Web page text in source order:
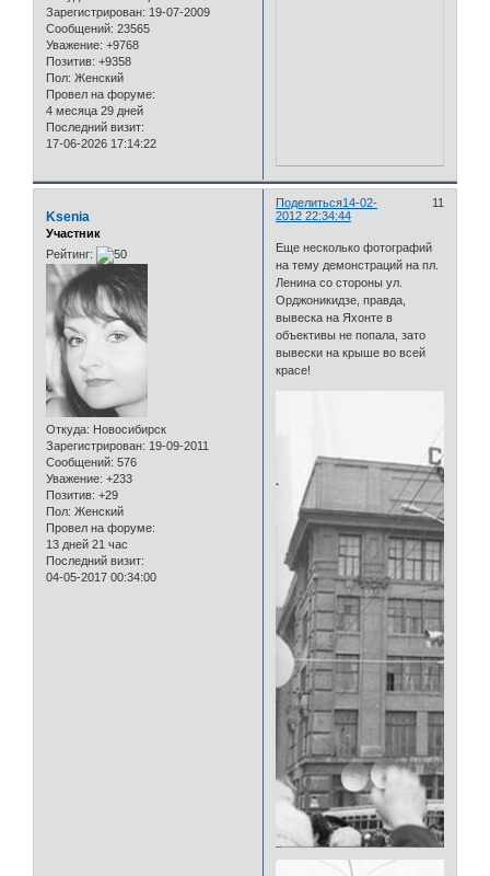
Зарегистрирован: 19-07-2009
Сообщений: 23565
Уважение: +9768
Позитив: +9358
Пол: Женский
Провел на форуме:
4 месяца 29 дней
Последний визит:
17-06-2026 17:14:22
Поделиться 11
14-02-
2012 22:34:44
Ksenia
Участник
Рейтинг:
Откуда: Новосибирск
Зарегистрирован: 19-09-2011
Сообщений: 576
Уважение: +233
Позитив: +29
Пол: Женский
Провел на форуме:
13 дней 21 час
Последний визит:
04-05-2017 00:34:00
Еще несколько фотографий
на тему демонстраций на пл.
Ленина со стороны ул.
Орджоникидзе, правда,
вывеска на Яхонте в
объективы не попала, зато
вывески на крыше во всей
красе!